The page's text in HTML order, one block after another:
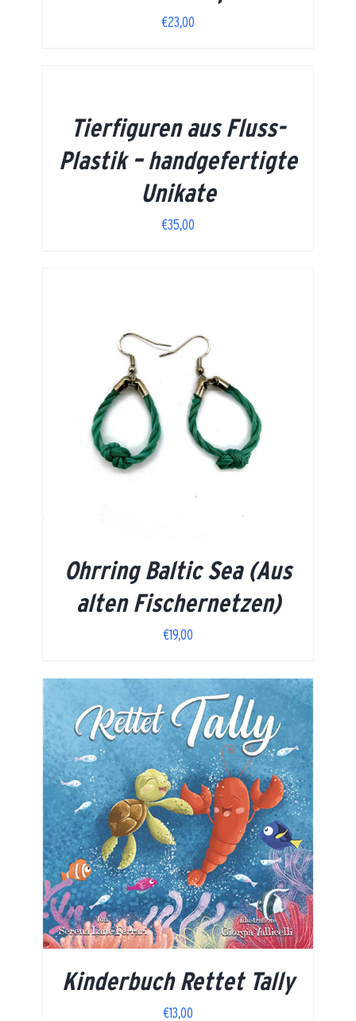
€23,00
Tierfiguren aus Fluss-
Plastik – handgefertigte
Unikate
€35,00
Ohrring Baltic Sea (Aus
alten Fischernetzen)
€19,00
Kinderbuch Rettet Tally
€13,00